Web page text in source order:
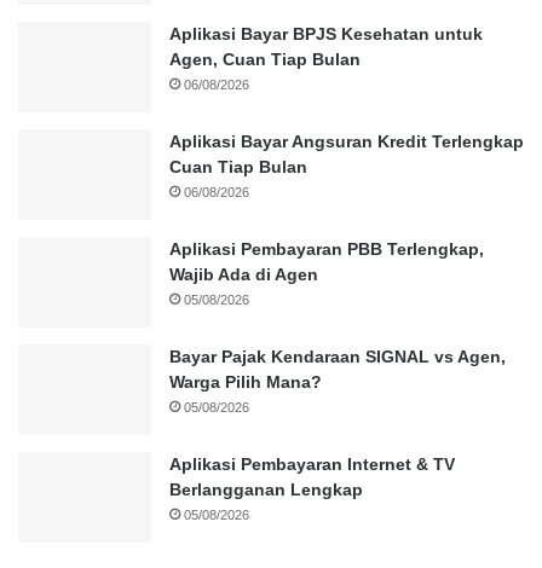
Aplikasi Bayar BPJS Kesehatan untuk
Agen, Cuan Tiap Bulan
06/08/2026
Aplikasi Bayar Angsuran Kredit Terlengkap
Cuan Tiap Bulan
06/08/2026
Aplikasi Pembayaran PBB Terlengkap,
Wajib Ada di Agen
05/08/2026
Bayar Pajak Kendaraan SIGNAL vs Agen,
Warga Pilih Mana?
05/08/2026
Aplikasi Pembayaran Internet & TV
Berlangganan Lengkap
05/08/2026